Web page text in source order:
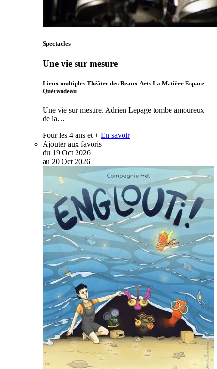
Spectacles
Une vie sur mesure
Lieux multiples Théâtre des Beaux-Arts La Matière Espace
Quérandeau
Une vie sur mesure. Adrien Lepage tombe amoureux
de la…
Pour les 4 ans et + En savoir
Ajouter aux favoris
du 19 Oct 2026
au 20 Oct 2026